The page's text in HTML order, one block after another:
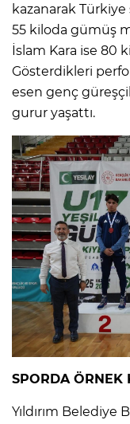
kazanarak
55 kiloda gümüş
İslam Kara ise 80
Gösterdikleri
esen genç
gurur yaşattı.
SPORDA ÖRNEK
Yıldırım Belediye